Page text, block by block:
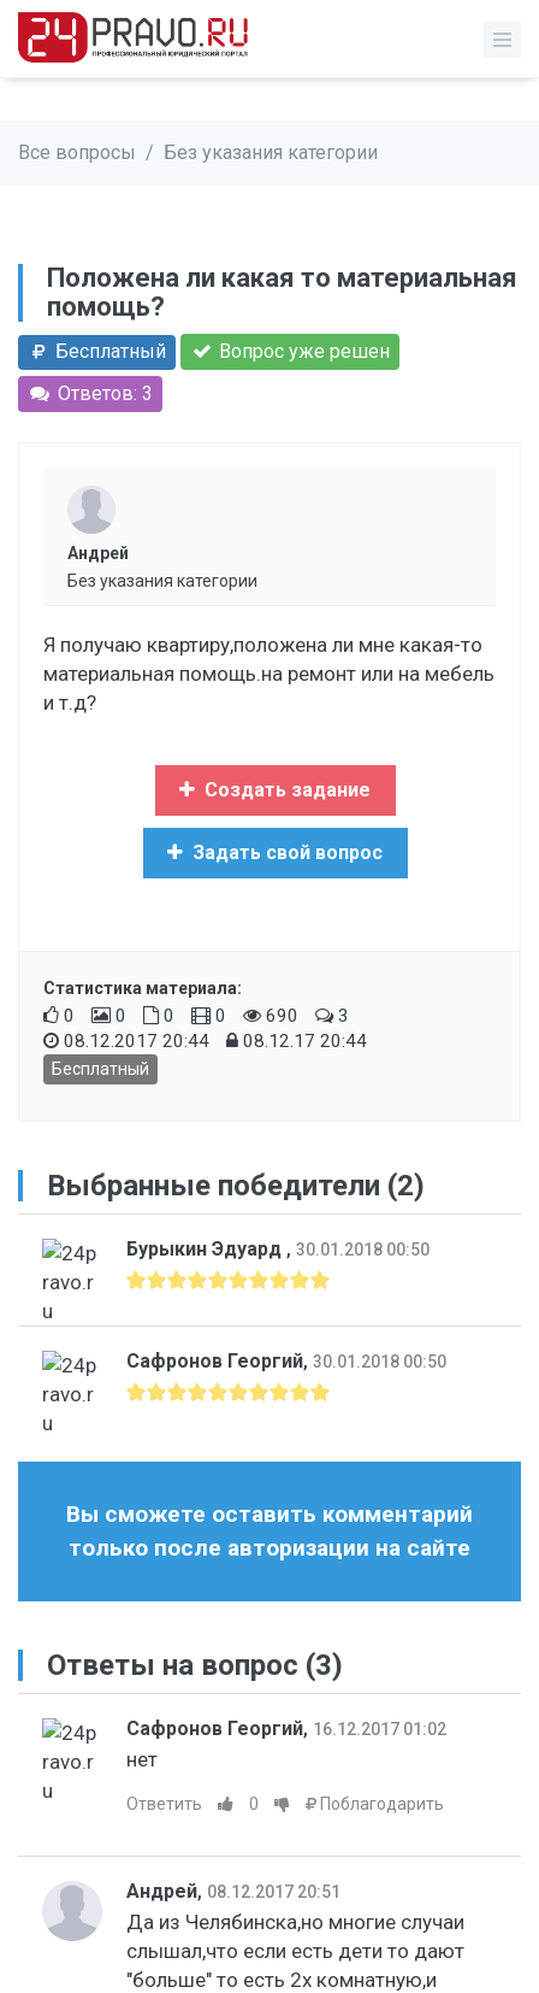
Все вопросы / Без указания категории
Положена ли какая то материальная
помощь?
Бесплатный
Вопрос уже решен
Ответов: 3
Андрей
Без указания категории
Я получаю квартиру,положена ли мне какая-то
материальная помощь.на ремонт или на мебель
и т.д?
Создать задание
Задать свой вопрос
Статистика материала:
0 0 0 0 690
3
08.12.2017 20:44
08.12.17 20:44
Бесплатный
Выбранные победители (2)
Бурыкин Эдуард , 30.01.2018 00:50
Сафронов Георгий, 30.01.2018 00:50
Вы сможете оставить комментарий
только после авторизации на сайте
Ответы на вопрос (3)
Сафронов Георгий, 16.12.2017 01:02
нет
Ответить 0 Поблагодарить
Андрей, 08.12.2017 20:51
Да из Челябинска,но многие случаи
слышал,что если есть дети то дают
"больше" то есть 2х комнатную,и